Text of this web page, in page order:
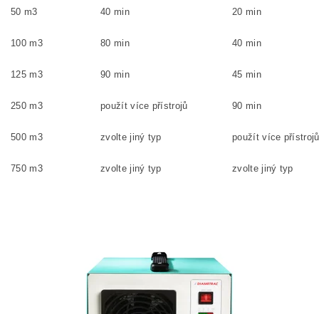
50 m3 40 min 20 min
100 m3 80 min 40 min
125 m3 90 min 45 min
250 m3 použít více přístrojů 90 min
500 m3 zvolte jiný typ použít více přístrojů
750 m3 zvolte jiný typ zvolte jiný typ